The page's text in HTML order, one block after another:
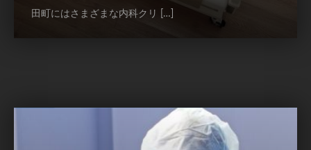
田町にはさまざまな内科クリ […]